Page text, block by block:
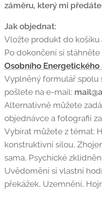
záměru, který mi předáte
Jak objednat:
Vložte produkt do
Po dokončení si
Osobního Energetického
Vyplněný formulář spolu
pošlete na e-mail:
Alternativně můžete
objednávce a fotografii
Vybírat můžete z témat:
konstruktivní sílou,
sama, Psychické
Uvědomění si vlastní
překážek, Uzemnění,